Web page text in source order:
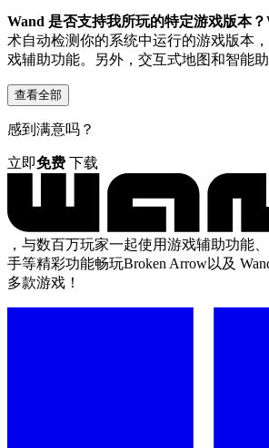
Wand 是否支持我所玩的特定游戏版本？
术自动检测你的系统中运行的游戏版本
戏辅助功能。另外，交互式地图和智能
查看全部
感到满意吗？
立即免费 下载
，与数百万玩家一起使用游戏辅助功能
手等精彩功能畅玩Broken Arrow以及
多款游戏！